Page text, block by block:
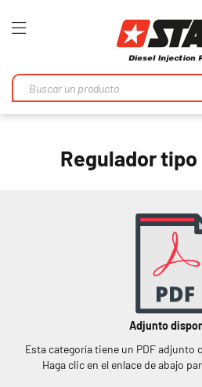
Toggle
Regulador tipo
Adjunto
Esta categoría tiene un PDF
Haga clic en el enlace de abajo